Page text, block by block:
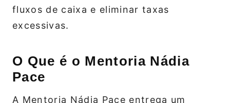
fluxos de caixa e eliminar taxas
excessivas.
O Que é o Mentoria Nádia
Pace
A Mentoria Nádia Pace entrega um